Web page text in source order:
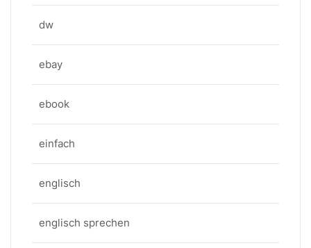
dw
ebay
ebook
einfach
englisch
englisch sprechen